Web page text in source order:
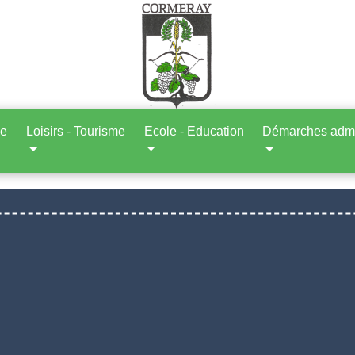
Loisirs - Tourisme Ecole - Education Démarches